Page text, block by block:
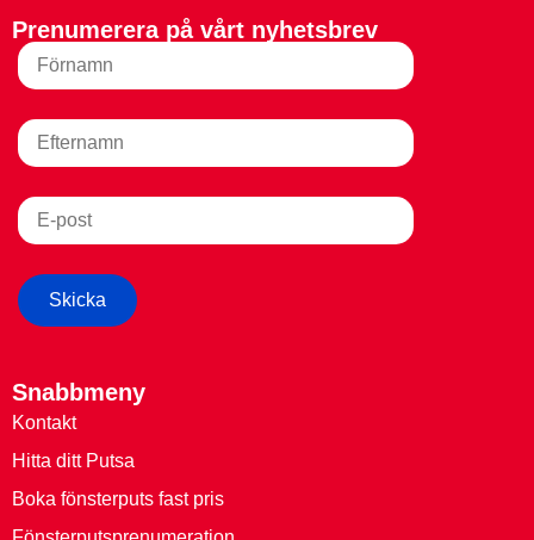
Prenumerera på vårt nyhetsbrev
Snabbmeny
Kontakt
Hitta ditt Putsa
Boka fönsterputs fast pris